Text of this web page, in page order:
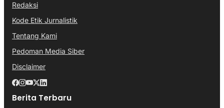
Redaksi
Kode Etik Jurnalistik
Tentang Kami
Pedoman Media Siber
Disclaimer
Berita Terbaru